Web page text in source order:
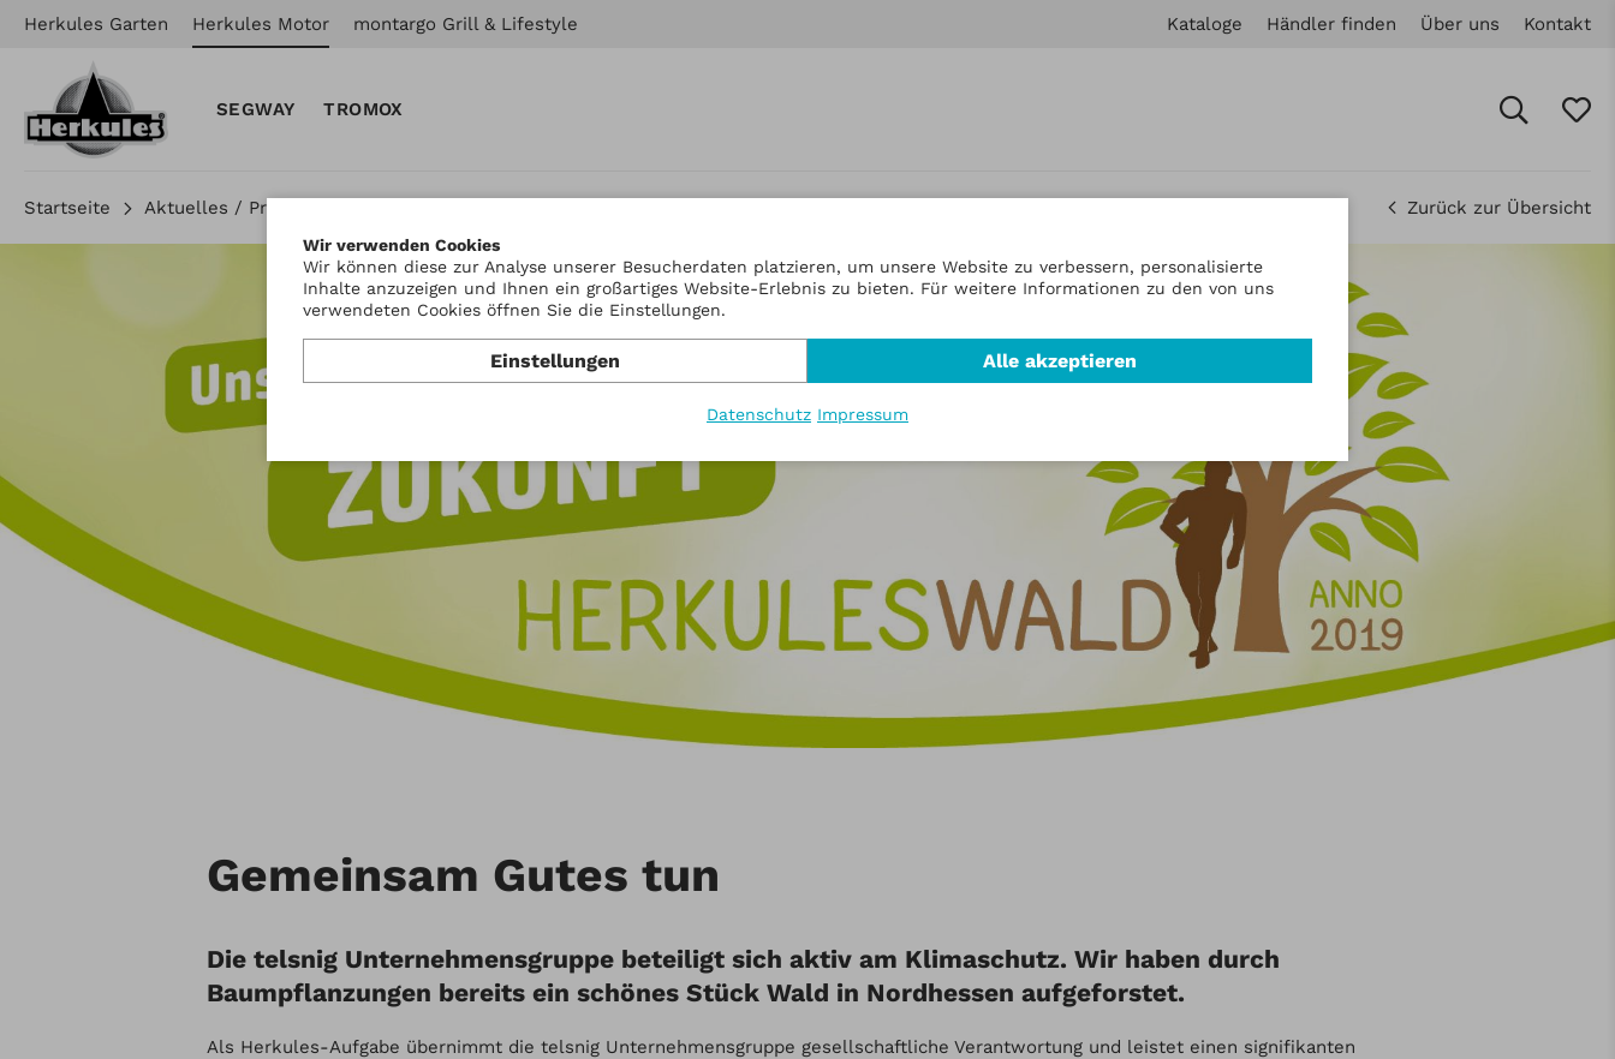
Herkules Garten Herkules Motor montargo Grill & Lifestyle Kataloge Händler finden Über uns Kontakt
SEGWAY TROMOX
Startseite Aktuelles / Presse Zurück zur Übersicht
Gemeinsam Gutes tun
Die telsnig Unternehmensgruppe beteiligt sich aktiv am Klimaschutz. Wir haben durch
Baumpflanzungen bereits ein schönes Stück Wald in Nordhessen aufgeforstet.
Als Herkules-Aufgabe übernimmt die telsnig Unternehmensgruppe gesellschaftliche Verantwortung und leistet einen signifikanten
Wir verwenden Cookies
Wir können diese zur Analyse unserer Besucherdaten platzieren, um unsere Website zu verbessern, personalisierte
Inhalte anzuzeigen und Ihnen ein großartiges Website-Erlebnis zu bieten. Für weitere Informationen zu den von uns
verwendeten Cookies öffnen Sie die Einstellungen.
Einstellungen Alle akzeptieren
Datenschutz Impressum